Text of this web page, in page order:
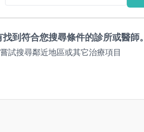
到符合您搜尋條件的診所或醫師。
試搜尋鄰近地區或其它治療項目